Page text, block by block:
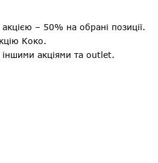
– 50% на обрані позиції.
Коко.
акціями та outlet.